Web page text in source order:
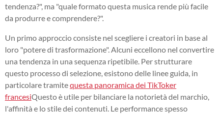
tendenza?", ma "quale formato questa musica rende più facile
da produrre e comprendere?".
Un primo approccio consiste nel scegliere i creatori in base al
loro "potere di trasformazione". Alcuni eccellono nel convertire
una tendenza in una sequenza ripetibile. Per strutturare
questo processo di selezione, esistono delle linee guida, in
particolare tramitequesta panoramica dei TikToker
francesiQuesto è utile per bilanciare la notorietà del marchio,
l'affinità e lo stile dei contenuti. Le performance spesso